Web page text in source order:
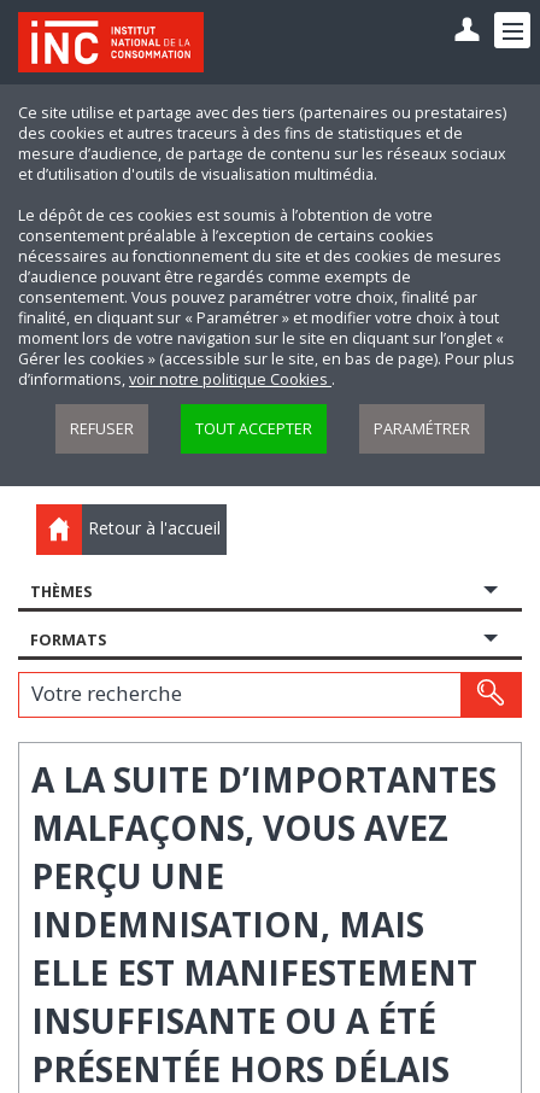
Ce site utilise et partage avec des tiers (partenaires ou prestataires)
des cookies et autres traceurs à des fins de statistiques et de
mesure d’audience, de partage de contenu sur les réseaux sociaux
et d’utilisation d'outils de visualisation multimédia.
Le dépôt de ces cookies est soumis à l’obtention de votre
consentement préalable à l’exception de certains cookies
nécessaires au fonctionnement du site et des cookies de mesures
d’audience pouvant être regardés comme exempts de
consentement. Vous pouvez paramétrer votre choix, finalité par
finalité, en cliquant sur « Paramétrer » et modifier votre choix à tout
moment lors de votre navigation sur le site en cliquant sur l’onglet «
Gérer les cookies » (accessible sur le site, en bas de page). Pour plus
d’informations,voir notre politique Cookies .
REFUSER TOUT ACCEPTER PARAMÉTRER
Retour à l'accueil
THÈMES
FORMATS
Votre recherche
A LA SUITE D’IMPORTANTES
MALFAÇONS, VOUS AVEZ
PERÇU UNE
INDEMNISATION, MAIS
ELLE EST MANIFESTEMENT
INSUFFISANTE OU A ÉTÉ
PRÉSENTÉE HORS DÉLAIS